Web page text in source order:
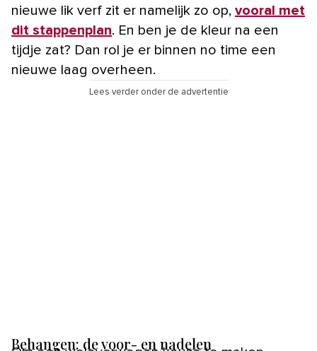
nieuwe lik verf zit er namelijk zo op, vooral met
dit stappenplan. En ben je de kleur na een
tijdje zat? Dan rol je er binnen no time een
nieuwe laag overheen.
Lees verder onder de advertentie
Behangen: de voor- en nadelen